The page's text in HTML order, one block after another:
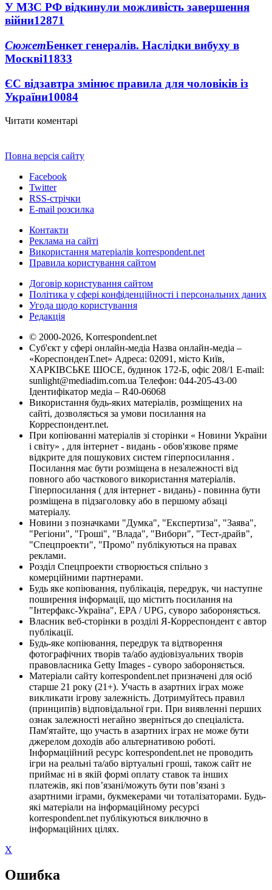
У МЗС РФ відкинули можливість завершення
війни12871
СюжетБенкет генералів. Наслідки вибуху в
Москві11833
ЄС відзавтра змінює правила для чоловіків із
України10084
Читати коментарі
Повна версія сайту
Facebook
Twitter
RSS-стрічки
E-mail розсилка
Контакти
Реклама на сайті
Використання матеріалів korrespondent.net
Правила користування сайтом
Договір користування сайтом
Політика у сфері конфіденційності і персональних даних
Угода щодо користування
Редакція
© 2000-2026, Korrespondent.net
Суб'єкт у сфері онлайн-медіа Назва онлайн-медіа –
«КореспонденТ.net» Адреса: 02091, місто Київ,
ХАРКІВСЬКЕ ШОСЕ, будинок 172-Б, офіс 208/1 E-mail:
sunlight@mediadim.com.ua Телефон: 044-205-43-00
Ідентифікатор медіа – R40-06068
Використання будь-яких матеріалів, розміщених на
сайті, дозволяється за умови посилання на
Корреспондент.net.
При копіюванні матеріалів зі сторінки « Новини України
і світу» , для інтернет - видань - обов'язкове пряме
відкрите для пошукових систем гіперпосилання .
Посилання має бути розміщена в незалежності від
повного або часткового використання матеріалів.
Гіперпосилання ( для інтернет - видань) - повинна бути
розміщена в підзаголовку або в першому абзаці
матеріалу.
Новини з позначками "Думка", "Експертиза", "Заява",
"Регіони", "Гроші", "Влада", "Вибори", "Тест-драйв",
"Спецпроекти", "Промо" публікуються на правах
реклами.
Розділ Спецпроекти створюється спільно з
комерційними партнерами.
Будь яке копіювання, публікація, передрук, чи наступне
поширення інформації, що містить посилання на
"Інтерфакс-Україна", EPA / UPG, суворо забороняється.
Власник веб-сторінки в розділі Я-Корреспондент є автор
публікації.
Будь-яке копіювання, передрук та відтворення
фотографічних творів та/або аудіовізуальних творів
правовласника Getty Images - суворо забороняється.
Матеріали сайту korrespondent.net призначені для осіб
старше 21 року (21+). Участь в азартних іграх може
викликати ігрову залежність. Дотримуйтесь правил
(принципів) відповідальної гри. При виявленні перших
ознак залежності негайно зверніться до спеціаліста.
Пам'ятайте, що участь в азартних іграх не може бути
джерелом доходів або альтернативою роботі.
Інформаційний ресурс korrespondent.net не проводить
ігри на реальні та/або віртуальні гроші, також сайт не
приймає ні в якій формі оплату ставок та інших
платежів, які пов’язані/можуть бути пов’язані з
азартними іграми, букмекерами чи тоталізаторами. Будь-
які матеріали на інформаційному ресурсі
korrespondent.net публікуються виключно в
інформаційних цілях.
X
Ошибка